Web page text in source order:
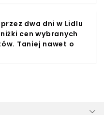
dwa dni w Lidlu
cen wybranych
Taniej nawet o